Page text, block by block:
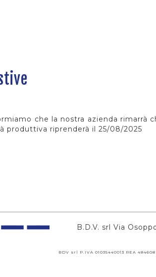
che la nostra azienda rimarrà
produttiva riprenderà il 25/08/2025
B.D.V. srl Via
BDV srl P.IVA 01035440013 REA